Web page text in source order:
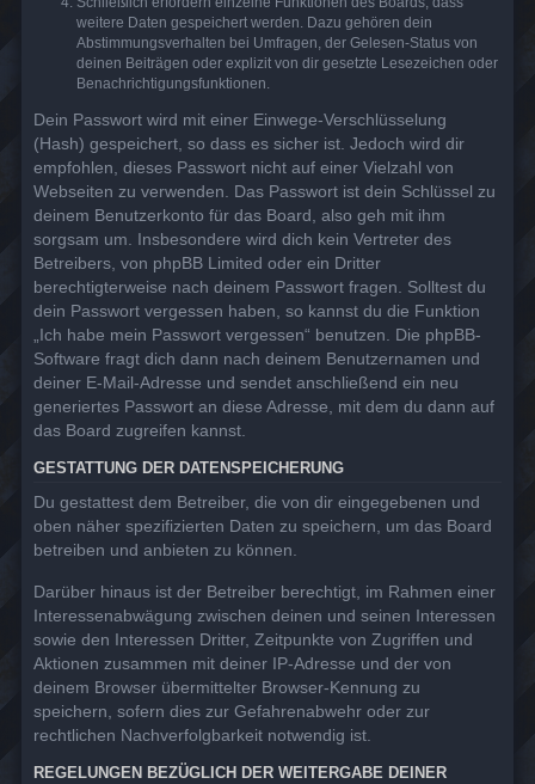
weitere Daten gespeichert werden. Dazu gehören dein
Abstimmungsverhalten bei Umfragen, der Gelesen-Status von
deinen Beiträgen oder explizit von dir gesetzte Lesezeichen oder
Benachrichtigungsfunktionen.
Dein Passwort wird mit einer Einwege-Verschlüsselung
(Hash) gespeichert, so dass es sicher ist. Jedoch wird dir
empfohlen, dieses Passwort nicht auf einer Vielzahl von
Webseiten zu verwenden. Das Passwort ist dein Schlüssel zu
deinem Benutzerkonto für das Board, also geh mit ihm
sorgsam um. Insbesondere wird dich kein Vertreter des
Betreibers, von phpBB Limited oder ein Dritter
berechtigterweise nach deinem Passwort fragen. Solltest du
dein Passwort vergessen haben, so kannst du die Funktion
„Ich habe mein Passwort vergessen“ benutzen. Die phpBB-
Software fragt dich dann nach deinem Benutzernamen und
deiner E-Mail-Adresse und sendet anschließend ein neu
generiertes Passwort an diese Adresse, mit dem du dann auf
das Board zugreifen kannst.
GESTATTUNG DER DATENSPEICHERUNG
Du gestattest dem Betreiber, die von dir eingegebenen und
oben näher spezifizierten Daten zu speichern, um das Board
betreiben und anbieten zu können.
Darüber hinaus ist der Betreiber berechtigt, im Rahmen einer
Interessenabwägung zwischen deinen und seinen Interessen
sowie den Interessen Dritter, Zeitpunkte von Zugriffen und
Aktionen zusammen mit deiner IP-Adresse und der von
deinem Browser übermittelter Browser-Kennung zu
speichern, sofern dies zur Gefahrenabwehr oder zur
rechtlichen Nachverfolgbarkeit notwendig ist.
REGELUNGEN BEZÜGLICH DER WEITERGABE DEINER